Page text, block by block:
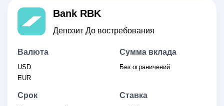
Bank RBK
Депозит До востребования
Валюта
USD
EUR
Сумма вклада
Без ограничений
Срок Ставка